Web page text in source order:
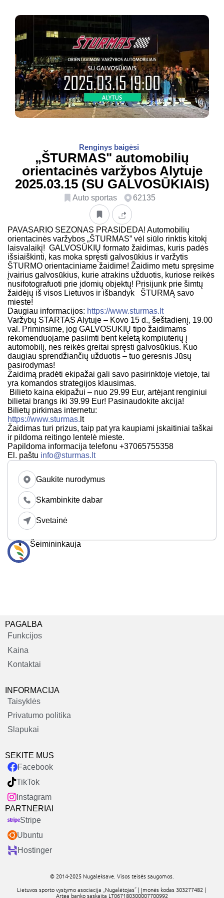
Renginys baigėsi
„ŠTURMAS" automobilių
orientacinės varžybos Alytuje
2025.03.15 (SU GALVOSŪKIAIS)
Auto sportas 62135
PAVASARIO SEZONAS PRASIDEDA! Automobilių
orientacinės varžybos „ŠTURMAS” vėl siūlo rinktis kitokį
laisvalaikį! GALVOSŪKIŲ formato žaidimas, kuris padės
išsiaiškinti, kas moka spręsti galvosūkius ir varžytis
ŠTURMO orientaciniame žaidime! Žaidimo metu spręsime
įvairius galvosūkius, kurie atrakins užduotis, kuriose reikės
nusifotografuoti prie įdomių objektų! Prisijunk prie šimtų
žaidėjų iš visos Lietuvos ir išbandyk ŠTURMĄ savo
mieste!
Daugiau informacijos: https://www.sturmas.lt
Varžybų STARTAS Alytuje – Kovo 15 d., šeštadienį, 19.00
val. Priminsime, jog GALVOSŪKIŲ tipo žaidimams
rekomenduojame pasiimti bent keletą kompiuterių į
automobilį, nes reikės greitai spręsti galvosūkius. Kuo
daugiau sprendžiančių užduotis – tuo geresnis Jūsų
pasirodymas!
Žaidimą pradėti ekipažai gali savo pasirinktoje vietoje, tai
yra komandos strategijos klausimas.
Bilieto kaina ekipažui – nuo 29.99 Eur, artėjant renginiui
bilietai brangs iki 39.99 Eur! Pasinaudokite akcija!
Bilietų pirkimas internetu:
https://www.sturmas. lt
Žaidimas turi prizus, taip pat yra kaupiami įskaitiniai taškai
ir pildoma reitingo lentelė mieste.
Papildoma informacija telefonu +37065755358
El. paštu info@sturmas.lt
Gaukite nurodymus
Skambinkite dabar
Svetainė
Šeimininkauja
PAGALBA
Funkcijos
Kaina
Kontaktai
INFORMACIJA
Taisyklės
Privatumo politika
Slapukai
SEKITE MUS
Facebook
TikTok
Instagram
PARTNERIAI
Stripe
Ubuntu
Hostinger
© 2014-2025 Nugaleksave. Visos teisės saugomos.
Lietuvos sporto vystymo asociacija „Nugalėtojas” | Įmonės kodas 303277482 |
Artea banko saskaita LT067180300007700992